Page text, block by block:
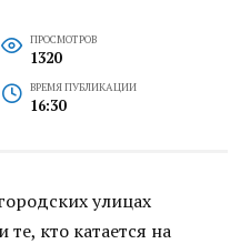
ПРОСМОТРОВ
1320
ВРЕМЯ ПУБЛИКАЦИИ
16:30
улицах
кто катается на